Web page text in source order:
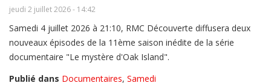
jeudi 2 juillet 2026 - 14:42
Samedi 4 juillet 2026 à 21:10, RMC Découverte diffusera deux
nouveaux épisodes de la 11ème saison inédite de la série
documentaire "Le mystère d'Oak Island".
Publié dans Documentaires, Samedi